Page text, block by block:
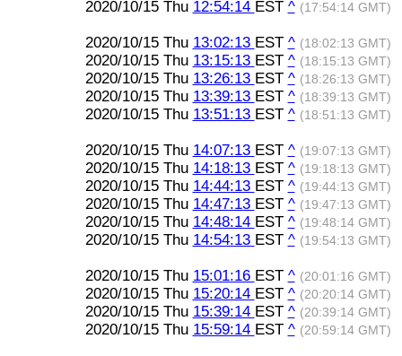
2020/10/15 Thu 12:54:14 EST ^ (17:54:14 GMT)
2020/10/15 Thu 13:02:13 EST ^ (18:02:13 GMT)
2020/10/15 Thu 13:15:13 EST ^ (18:15:13 GMT)
2020/10/15 Thu 13:26:13 EST ^ (18:26:13 GMT)
2020/10/15 Thu 13:39:13 EST ^ (18:39:13 GMT)
2020/10/15 Thu 13:51:13 EST ^ (18:51:13 GMT)
2020/10/15 Thu 14:07:13 EST ^ (19:07:13 GMT)
2020/10/15 Thu 14:18:13 EST ^ (19:18:13 GMT)
2020/10/15 Thu 14:44:13 EST ^ (19:44:13 GMT)
2020/10/15 Thu 14:47:13 EST ^ (19:47:13 GMT)
2020/10/15 Thu 14:48:14 EST ^ (19:48:14 GMT)
2020/10/15 Thu 14:54:13 EST ^ (19:54:13 GMT)
2020/10/15 Thu 15:01:16 EST ^ (20:01:16 GMT)
2020/10/15 Thu 15:20:14 EST ^ (20:20:14 GMT)
2020/10/15 Thu 15:39:14 EST ^ (20:39:14 GMT)
2020/10/15 Thu 15:59:14 EST ^ (20:59:14 GMT)